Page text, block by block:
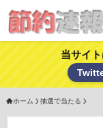
当サイ
ホーム 抽選で当たる